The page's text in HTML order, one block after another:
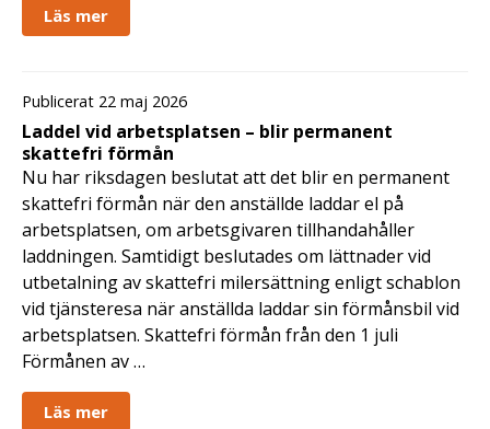
Läs mer
Publicerat 22 maj 2026
Laddel vid arbetsplatsen – blir permanent
skattefri förmån
Nu har riksdagen beslutat att det blir en permanent
skattefri förmån när den anställde laddar el på
arbetsplatsen, om arbetsgivaren tillhandahåller
laddningen. Samtidigt beslutades om lättnader vid
utbetalning av skattefri milersättning enligt schablon
vid tjänsteresa när anställda laddar sin förmånsbil vid
arbetsplatsen. Skattefri förmån från den 1 juli
Förmånen av …
Läs mer